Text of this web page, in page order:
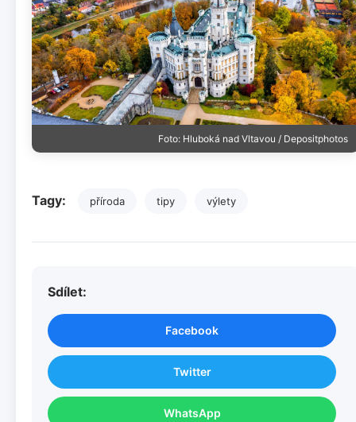
Foto: Hluboká nad Vltavou / Depositphotos
Tagy: příroda tipy výlety
Sdílet:
Facebook
Twitter
WhatsApp